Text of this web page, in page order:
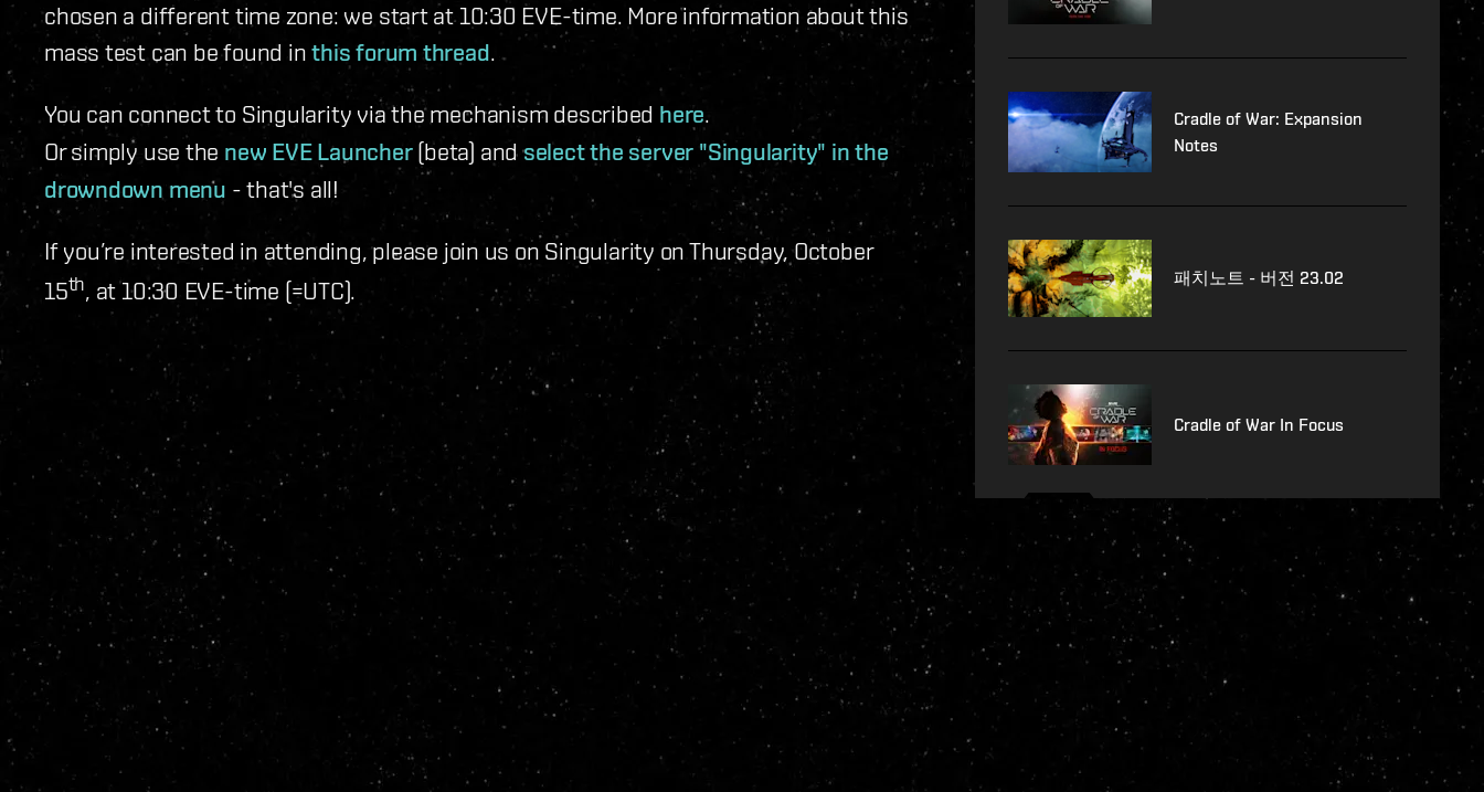
chosen a different time zone: we start at 10:30 EVE-time. More information about this
mass test can be found inthis forum thread.
You can connect to Singularity via the mechanism described here.
Or simply use the new EVE Launcher(beta) andselect the server "Singularity" in the
drowndown menu - that's all!
If you’re interested in attending, please join us on Singularity on Thursday, October
15th, at 10:30 EVE-time (=UTC).
Cradle of War: Expansion
Notes
패치노트 - 버전 23.02
Cradle of War In Focus